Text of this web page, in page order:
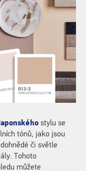
stylu se
tónů, jako jsou
či světle
Tohoto
můžete